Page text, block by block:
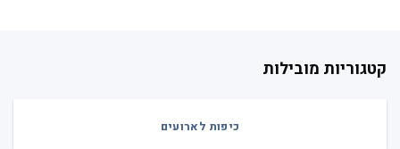
קטגוריות מובילות
כיפות לארועים